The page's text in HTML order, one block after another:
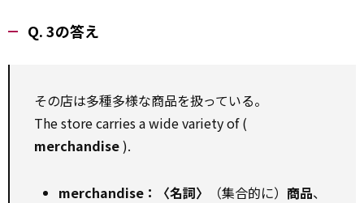
Q. 3の答え
その店は多種多様な商品を扱っている。
The store carries a wide variety of (
merchandise).
merchandise：〈名詞〉 （集合的に） 商品、